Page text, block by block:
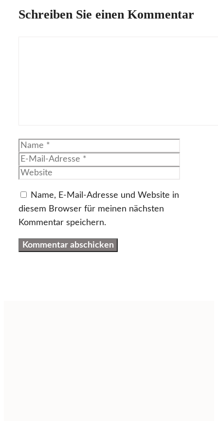
Schreiben Sie einen Kommentar
Name
Name, E-Mail-Adresse und Website in
diesem Browser für meinen nächsten
Kommentar speichern.